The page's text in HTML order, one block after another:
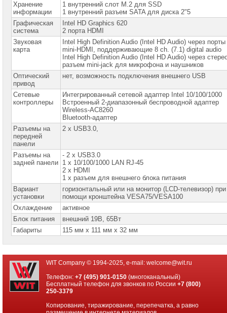
Viber:
+7
(985)
768-
8583
Александр
Mobile:
+7
(916)
158-
0005
+7
(916)
158-
0005
WhatsApp:
158-
0005
Хранение
информации
1 внутренний слот M.2 для SSD
1 внутренний разъем SATA для диска 2"5
Графическая
система
Intel HD Graphics 620
2 порта HDMI
Звуковая
карта
Intel High Definition Audio (Intel HD Audio) через порты
mini-HDMI, поддерживающие 8 ch. (7.1) digital audio
Intel High Definition Audio (Intel HD Audio) через
разъем mini-jack для микрофона и наушников
Оптический
привод
нет, возможность подключения внешнего USB
Сетевые
контроллеры
Интегрированный сетевой адаптер Intel 10/100/1000
Встроенный 2-диапазонный беспроводной адаптер
Wireless-AC8260
Bluetooth-адаптер
Разъемы на
передней
панели
2 x USB3.0,
Разъемы на
задней панели
- 2 x USB3.0
1 x 10/100/1000 LAN RJ-45
2 x HDMI
1 x разъем для внешнего блока питания
Вариант
установки
горизонтальный или на монитор (LCD-телевизор) при
помощи кронштейна VESA75/VESA100
Охлаждение
активное
Блок питания
внешний 19В, 65Вт
Габариты
115 мм x 111 мм x 32 мм
WIT Company © 1994-2025, e-mail: welcome@wit.ru
Телефон:+7 (495) 901-0150 (многоканальный)
Бесплатный телефон для звонков по России+7 (800)
250-3379
Копирование, тиражирование, перепечатка, а равно